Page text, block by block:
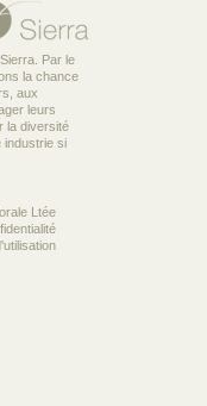
Par le
la chance
aux
leurs
la diversité
industrie si
Ltée